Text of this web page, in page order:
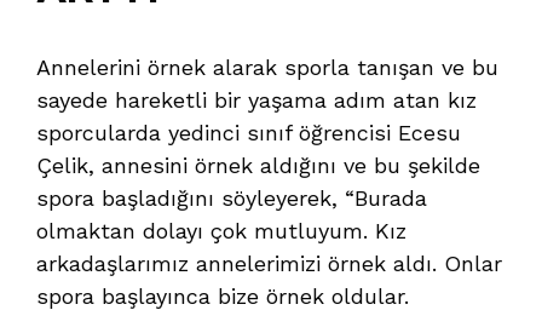
Annelerini örnek alarak sporla tanışan ve bu
sayede hareketli bir yaşama adım atan kız
sporcularda yedinci sınıf öğrencisi Ecesu
Çelik, annesini örnek aldığını ve bu şekilde
spora başladığını söyleyerek, “Burada
olmaktan dolayı çok mutluyum. Kız
arkadaşlarımız annelerimizi örnek aldı. Onlar
spora başlayınca bize örnek oldular.